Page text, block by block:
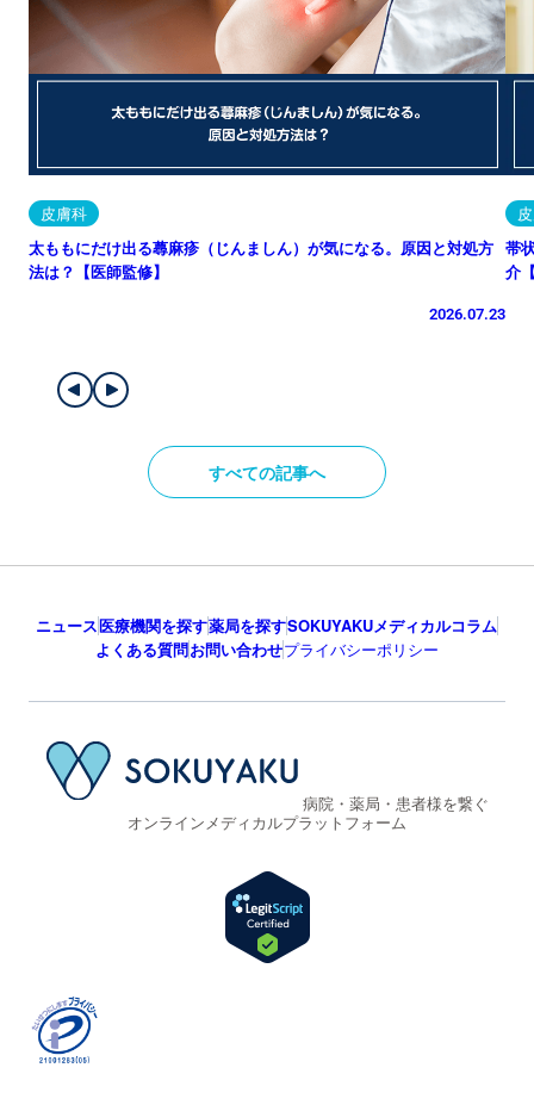
皮膚科
太ももにだけ出る蕁麻疹（じんましん）が気になる。原因と対処方
法は？【医師監修】
2026.07.23
帯
介
すべての記事へ
ニュース医療機関を探す薬局を探すSOKUYAKUメディカルコラム
よくある質問お問い合わせプライバシーポリシー
病院・薬局・患者様を繋ぐ
オンラインメディカルプラットフォーム